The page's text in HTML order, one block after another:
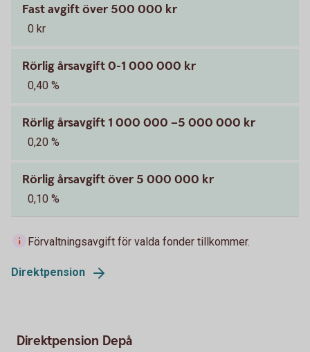
Fast avgift över 500 000 kr
0 kr
Rörlig årsavgift 0-1 000 000 kr
0,40 %
Rörlig årsavgift 1 000 000 –5 000 000 kr
0,20 %
Rörlig årsavgift över 5 000 000 kr
0,10 %
Förvaltningsavgift för valda fonder tillkommer.
Direktpension
Direktpension Depå